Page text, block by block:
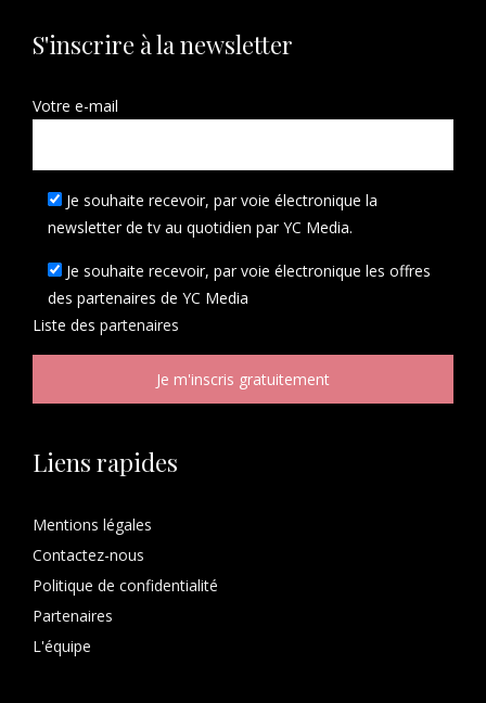
S'inscrire à la newsletter
Votre e-mail
Je souhaite recevoir, par voie électronique la
newsletter de tv au quotidien par YC Media.
Je souhaite recevoir, par voie électronique les offres
des partenaires de YC Media
Liste des partenaires
Liens rapides
Mentions légales
Contactez-nous
Politique de confidentialité
Partenaires
L'équipe